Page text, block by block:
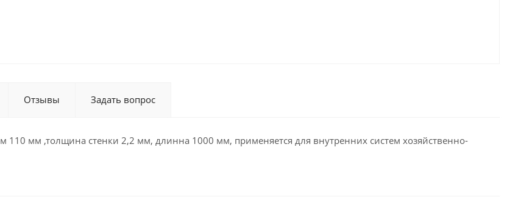
Отзывы Задать вопрос
мм ,толщина стенки 2,2 мм, длинна 1000 мм, применяется для внутренних систем хозяйственно-